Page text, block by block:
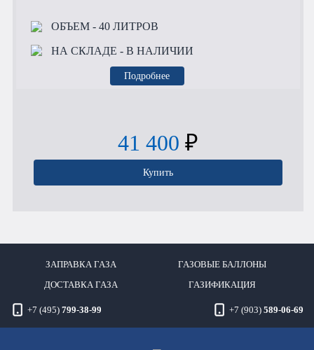
ОБЪЕМ- 40 ЛИТРОВ
НА СКЛАДЕ - В НАЛИЧИИ
Подробнее
41 400 ₽
Купить
ЗАПРАВКА ГАЗА ГАЗОВЫЕ БАЛЛОНЫ
ДОСТАВКА ГАЗА ГАЗИФИКАЦИЯ
+7 (495) 799-38-99 +7 (903) 589-06-69